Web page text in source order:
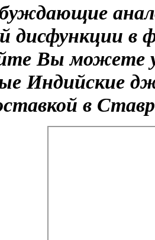
дисфункции в
Вы можете
Индийские
в